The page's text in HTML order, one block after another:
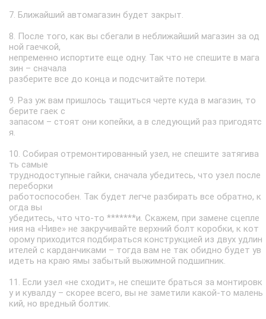
7. Ближайший автомагазин будет закрыт.
8. После того, как вы сбегали в неближайший магазин за од
ной гаечкой,
непременно испортите еще одну. Так что не спешите в мага
зин – сначала
разберите все до конца и подсчитайте потери.
9. Раз уж вам пришлось тащиться черте куда в магазин, то
берите гаек с
запасом – стоят они копейки, а в следующий раз пригодятс
я.
10. Собирая отремонтированный узел, не спешите затягива
ть самые
труднодоступные гайки, сначала убедитесь, что узел после
переборки
работоспособен. Так будет легче разбирать все обратно, к
огда вы
убедитесь, что что-то *******и. Скажем, при замене сцепле
ния на «Ниве» не закручивайте верхний болт коробки, к кот
орому приходится подбираться конструкцией из двух удлин
ителей с карданчиками – тогда вам не так обидно будет ув
идеть на краю ямы забытый выжимной подшипник.
11. Если узел «не сходит», не спешите браться за монтировк
у и кувалду – скорее всего, вы не заметили какой-то малень
кий, но вредный болтик.